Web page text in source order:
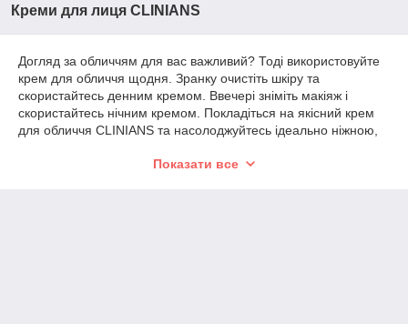
Креми для лиця CLINIANS
Догляд за обличчям для вас важливий? Тоді використовуйте
крем для обличчя щодня. Зранку очистіть шкіру та
скористайтесь денним кремом. Ввечері зніміть макіяж і
скористайтесь нічним кремом. Покладіться на якісний крем
для обличчя CLINIANS та насолоджуйтесь ідеально ніжною,
обличчя: Зволожувальні креми: борються з ознаками
Показати все